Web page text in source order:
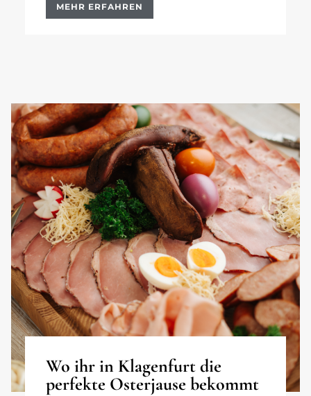
MEHR ERFAHREN
Wo ihr in Klagenfurt die
perfekte Osterjause bekommt